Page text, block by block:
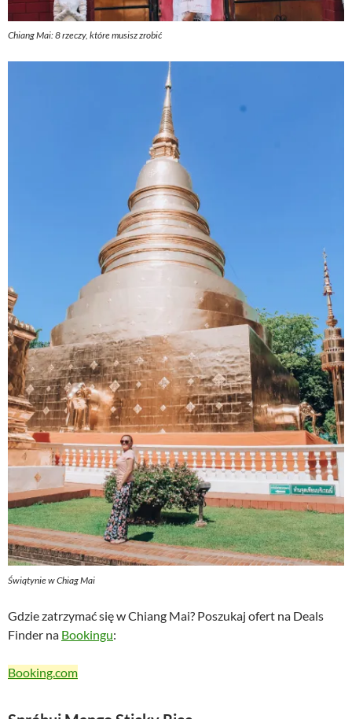
Chiang Mai: 8 rzeczy, które musisz zrobić
Świątynie w Chiag Mai
Gdzie zatrzymać się w Chiang Mai? Poszukaj ofert na Deals
Finder na Bookingu:
Booking.com